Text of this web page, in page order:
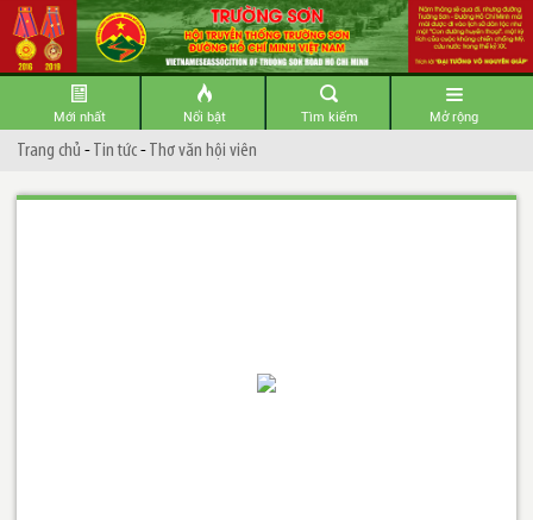
Mới nhất Nổi bật Tìm kiếm Mở rộng
Trang chủ -Tin tức-Thơ văn hội viên